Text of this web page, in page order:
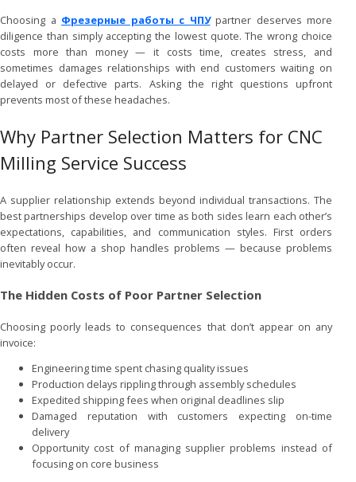
Choosing a Фрезерные работы с ЧПУpartner deserves more
diligence than simply accepting the lowest quote. The wrong choice
costs more than money — it costs time, creates stress, and
sometimes damages relationships with end customers waiting on
delayed or defective parts. Asking the right questions upfront
prevents most of these headaches.
Why Partner Selection Matters for CNC
Milling Service Success
A supplier relationship extends beyond individual transactions. The
best partnerships develop over time as both sides learn each other’s
expectations, capabilities, and communication styles. First orders
often reveal how a shop handles problems — because problems
inevitably occur.
The Hidden Costs of Poor Partner Selection
Choosing poorly leads to consequences that don’t appear on any
invoice:
Engineering time spent chasing quality issues
Production delays rippling through assembly schedules
Expedited shipping fees when original deadlines slip
Damaged reputation with customers expecting on-time
delivery
Opportunity cost of managing supplier problems instead of
focusing on core business